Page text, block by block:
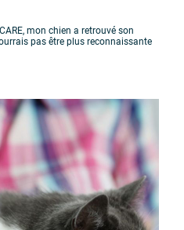
mon chien a retrouvé son
pas être plus reconnaissante